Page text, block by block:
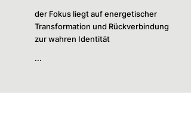
der Fokus liegt auf energetischer
Transformation und Rückverbindung
zur wahren Identität
...